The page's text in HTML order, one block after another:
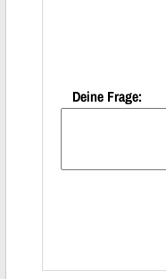
Deine Frage: